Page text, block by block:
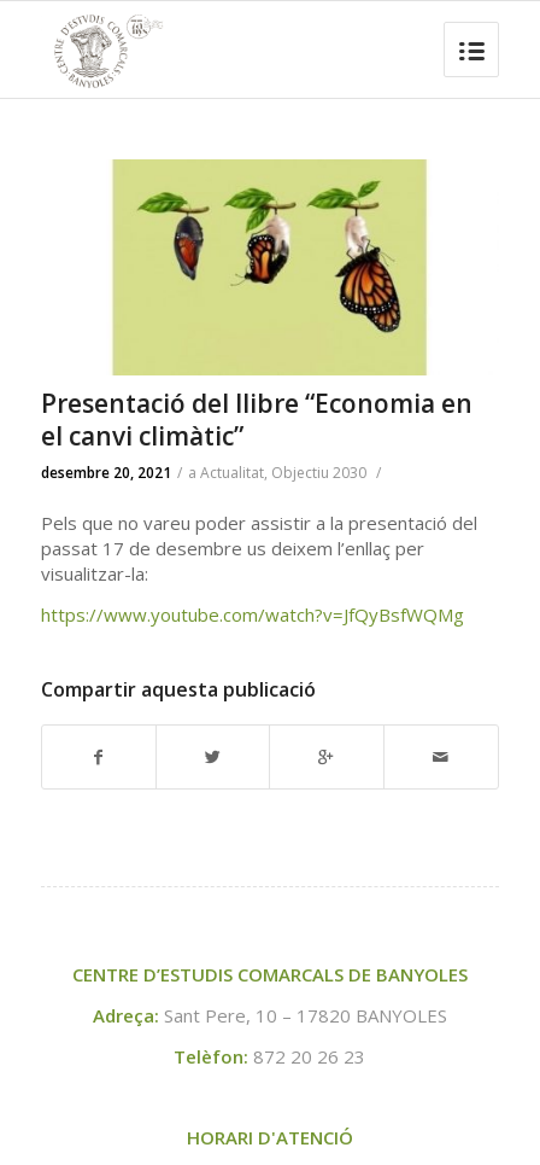
Presentació del llibre “Economia en
el canvi climàtic”
desembre 20, 2021 / a Actualitat, Objectiu 2030 /
Pels que no vareu poder assistir a la presentació del
passat 17 de desembre us deixem l’enllaç per
visualitzar-la:
https://www.youtube.com/watch?v=JfQyBsfWQMg
Compartir aquesta publicació
CENTRE D’ESTUDIS COMARCALS DE BANYOLES
Adreça: Sant Pere, 10 – 17820 BANYOLES
Telèfon: 872 20 26 23
HORARI D'ATENCIÓ